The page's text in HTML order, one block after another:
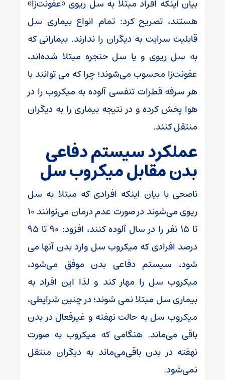
بیان اینکه افراد مبتلا به سل ریوی «عفونت‌زا»
هستند، تصریح کرد: تمام انواع بیماری سل
قابلیت سرایت به دیگران را ندارند. بیمارانی که
به سل ریوی و یا سل حنجره مبتلا شده‌اند،
عفونت‌زا محسوب می‌شوند؛ چرا که می توانند با
هر سرفه قطرات تنفسی آلوده به میکروب را در
هوا پخش کرده و در نتیجه بیماری را به دیگران
منتقل کنند.
عملکرد سیستم دفاعی
بدن مقابل میکروب سل
ناصحی با بیان اینکه افرادی که مبتلا به سل
ریوی می‌شوند در صورت عدم درمان می‌توانند ۱۰
تا ۱۵ نفر را در سال آلوده کنند، افزود: ۹۰ تا ۹۵
درصد افرادی که میکروب سل وارد بدن آنها می
شود، سیستم دفاعی بدن موفق می‌شود،
میکروب سل را مهار کند و لذا این افراد به
بیماری سل مبتلا نمی شوند؛ در چنین شرایطی،
میکروب سل به حالت نهفته و غیرفعال در بدن
باقی می‌ماند. هنگامی که میکروب به صورت
نهفته در بدن باقی‌می‌ماند به دیگران منتقل
نمی‌شود.